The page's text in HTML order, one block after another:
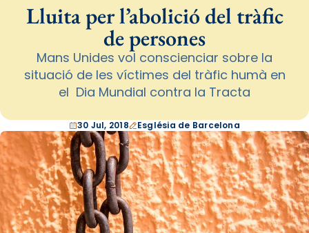
Lluita per l’abolició del tràfic
de persones
Mans Unides vol conscienciar sobre la
situació de les víctimes del tràfic humà en
el Dia Mundial contra la Tracta
30 Jul, 2018 Església de Barcelona